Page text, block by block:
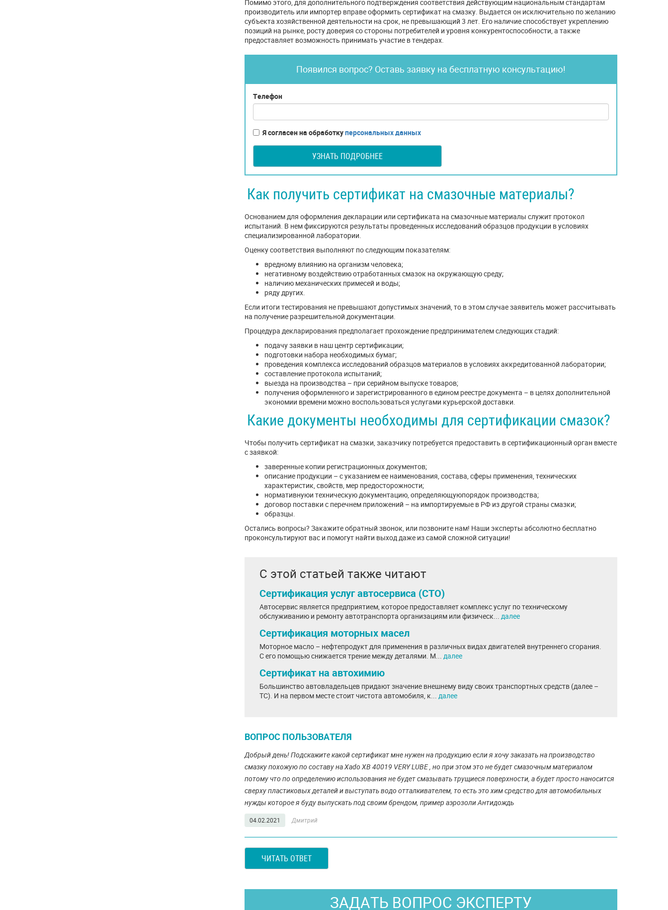
Помимо этого, для дополнительного подтверждения соответствия действующим национальным стандартам
производитель или импортер вправе оформить сертификат на смазку. Выдается он исключительно по желанию
субъекта хозяйственной деятельности на срок, не превышающий 3 лет. Его наличие способствует укреплению
позиций на рынке, росту доверия со стороны потребителей и уровня конкурентоспособности, а также
предоставляет возможность принимать участие в тендерах.
Появился вопрос? Оставь заявку на бесплатную консультацию!
Телефон
Я согласен на обработкуперсональных данных
УЗНАТЬ ПОДРОБНЕЕ
Как получить сертификат на смазочные материалы?
Основанием для оформления декларации или сертификата на смазочные материалы служит протокол
испытаний. В нем фиксируются результаты проведенных исследований образцов продукции в условиях
специализированной лаборатории.
Оценку соответствия выполняют по следующим показателям:
вредному влиянию на организм человека;
негативному воздействию отработанных смазок на окружающую среду;
наличию механических примесей и воды;
ряду других.
Если итоги тестирования не превышают допустимых значений, то в этом случае заявитель может рассчитывать
на получение разрешительной документации.
Процедура декларирования предполагает прохождение предпринимателем следующих стадий:
подачу заявки в наш центр сертификации;
подготовки набора необходимых бумаг;
проведения комплекса исследований образцов материалов в условиях аккредитованной лаборатории;
составление протокола испытаний;
выезда на производства – при серийном выпуске товаров;
получения оформленного и зарегистрированного в едином реестре документа – в целях дополнительной
экономии времени можно воспользоваться услугами курьерской доставки.
Какие документы необходимы для сертификации смазок?
Чтобы получить сертификат на смазки, заказчику потребуется предоставить в сертификационный орган вместе
с заявкой:
заверенные копии регистрационных документов;
описание продукции – с указанием ее наименования, состава, сферы применения, технических
характеристик, свойств, мер предосторожности;
нормативнуюи техническую документацию, определяющуюпорядок производства;
договор поставки с перечнем приложений – на импортируемые в РФ из другой страны смазки;
образцы.
Остались вопросы? Закажите обратный звонок, или позвоните нам! Наши эксперты абсолютно бесплатно
проконсультируют вас и помогут найти выход даже из самой сложной ситуации!
С этой статьей также читают
Сертификация услуг автосервиса (СТО)
Автосервис является предприятием, которое предоставляет комплекс услуг по техническому
обслуживанию и ремонту автотранспорта организациям или физическ... далее
Сертификация моторных масел
Моторное масло – нефтепродукт для применения в различных видах двигателей внутреннего сгорания.
С его помощью снижается трение между деталями. М... далее
Сертификат на автохимию
Большинство автовладельцев придают значение внешнему виду своих транспортных средств (далее –
ТС). И на первом месте стоит чистота автомобиля, к... далее
ВОПРОС ПОЛЬЗОВАТЕЛЯ
Добрый день! Подскажите какой сертификат мне нужен на продукцию если я хочу заказать на производство
смазку похожую по составу на Xado XB 40019 VERY LUBE , но при этом это не будет смазочным материалом
потому что по определению использования не будет смазывать трущиеся поверхности, а будет просто наносится
сверху пластиковых деталей и выступать водо отталкивателем, то есть это хим средство для автомобильных
нужды которое я буду выпускать под своим брендом, пример аэрозоли Антидождь
04.02.2021 Дмитрий
ЧИТАТЬ ОТВЕТ
ЗАДАТЬ ВОПРОС ЭКСПЕРТУ